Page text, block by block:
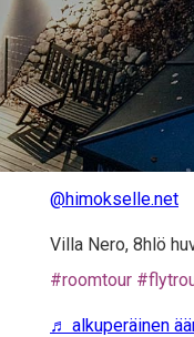
@himokselle.net
Villa Nero, 8hlö
#roomtour
♬ alkuperäinen